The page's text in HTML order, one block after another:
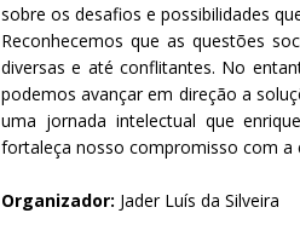
sobre os desafios e possibilidades
Reconhecemos que as questões
diversas e até conflitantes. No
podemos avançar em direção a
uma jornada intelectual que
fortaleça nosso compromisso com
Organizador: Jader Luís da Silveira